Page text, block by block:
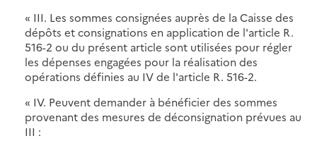
« III. Les sommes consignées auprès de la Caisse des
dépôts et consignations en application de l'article R.
516-2 ou du présent article sont utilisées pour régler
les dépenses engagées pour la réalisation des
opérations définies au IV de l'article R. 516-2.
« IV. Peuvent demander à bénéficier des sommes
provenant des mesures de déconsignation prévues au
III :